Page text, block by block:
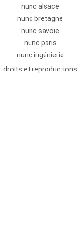
nunc alsace
nunc bretagne
nunc savoie
nunc paris
nunc ingénierie
droits et reproductions